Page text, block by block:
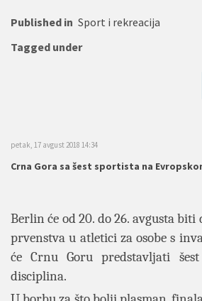
Published in Sport i rekreacija
Tagged under
petak, 17 avgust 2018 14:34
Crna Gora sa šest sportista na
Berlin će od 20. do 26. avgusta
prvenstva u atletici za osobe s
će Crnu Goru predstavljati
disciplina.